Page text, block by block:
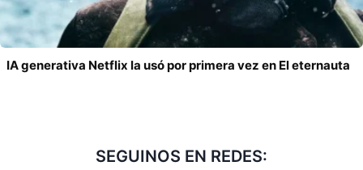
IA generativa Netflix la usó por primera vez en El eternauta
SEGUINOS EN REDES: